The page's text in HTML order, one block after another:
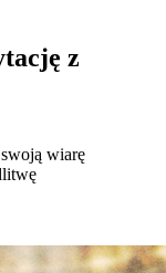
z
wiarę